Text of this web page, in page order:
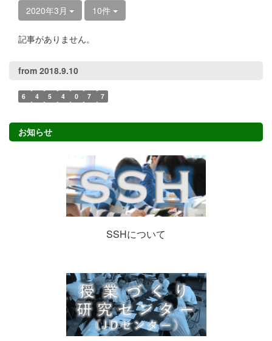
2020年3月 10件
記事がありません。
from 2018.9.10
6 4 5 4 0 7 7
お知らせ
SSHについて